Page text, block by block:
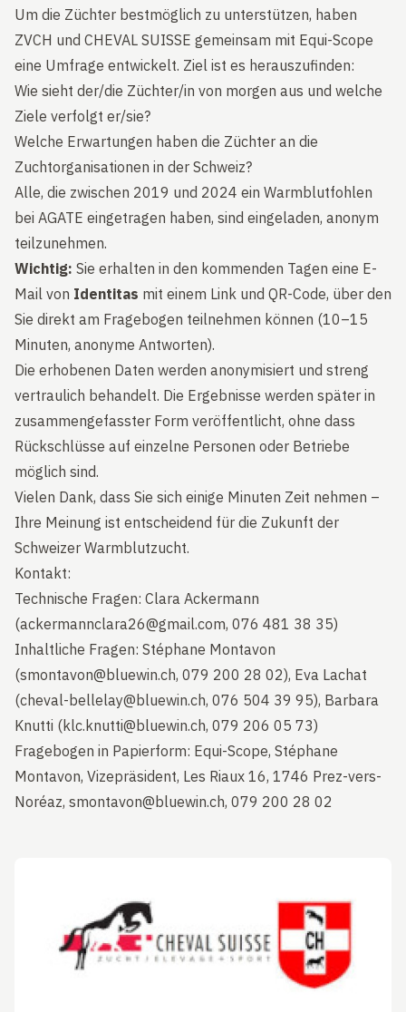
Um die Züchter bestmöglich zu unterstützen, haben
ZVCH und CHEVAL SUISSE gemeinsam mit Equi-Scope
eine Umfrage entwickelt. Ziel ist es herauszufinden:
Wie sieht der/die Züchter/in von morgen aus und welche
Ziele verfolgt er/sie?
Welche Erwartungen haben die Züchter an die
Zuchtorganisationen in der Schweiz?
Alle, die zwischen 2019 und 2024 ein Warmblutfohlen
bei AGATE eingetragen haben, sind eingeladen, anonym
teilzunehmen.
Wichtig: Sie erhalten in den kommenden Tagen eine E-
Mail von Identitas mit einem Link und QR-Code, über den
Sie direkt am Fragebogen teilnehmen können (10–15
Minuten, anonyme Antworten).
Die erhobenen Daten werden anonymisiert und streng
vertraulich behandelt. Die Ergebnisse werden später in
zusammengefasster Form veröffentlicht, ohne dass
Rückschlüsse auf einzelne Personen oder Betriebe
möglich sind.
Vielen Dank, dass Sie sich einige Minuten Zeit nehmen –
Ihre Meinung ist entscheidend für die Zukunft der
Schweizer Warmblutzucht.
Kontakt:
Technische Fragen: Clara Ackermann
(ackermannclara26@gmail.com, 076 481 38 35)
Inhaltliche Fragen: Stéphane Montavon
(smontavon@bluewin.ch, 079 200 28 02), Eva Lachat
(cheval-bellelay@bluewin.ch, 076 504 39 95), Barbara
Knutti (klc.knutti@bluewin.ch, 079 206 05 73)
Fragebogen in Papierform: Equi-Scope, Stéphane
Montavon, Vizepräsident, Les Riaux 16, 1746 Prez-vers-
Noréaz, smontavon@bluewin.ch, 079 200 28 02